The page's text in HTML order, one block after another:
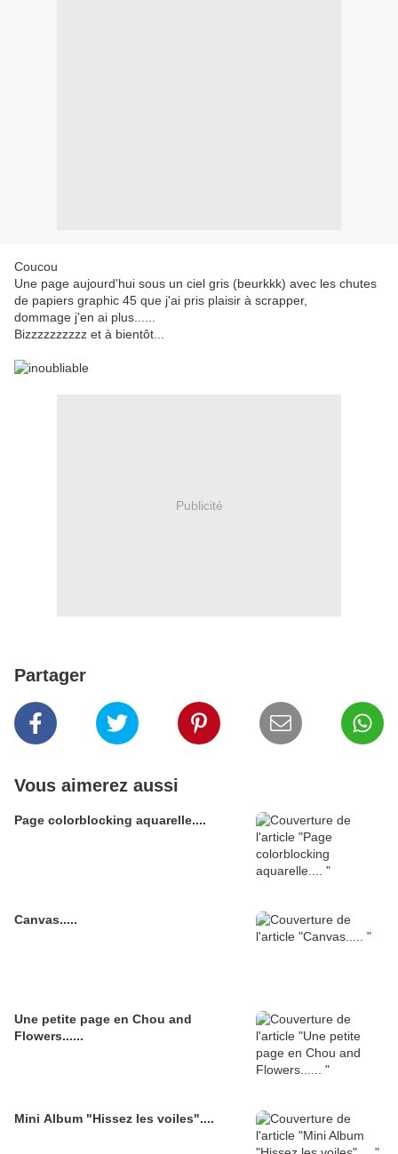
Coucou
Une page aujourd'hui sous un ciel gris (beurkkk) avec les chutes
de papiers graphic 45 que j'ai pris plaisir à scrapper,
dommage j'en ai plus......
Bizzzzzzzzzz et à bientôt...
Publicité
Partager
Vous aimerez aussi
Page colorblocking aquarelle....
Canvas.....
Une petite page en Chou and
Flowers......
Mini Album "Hissez les voiles"....